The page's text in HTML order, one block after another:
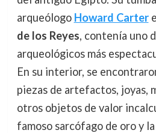
arqueólogo Howard Carter
de los Reyes, contenía uno
arqueológicos más
En su interior, se
piezas de artefactos, joyas,
otros objetos de valor
famoso sarcófago de oro y